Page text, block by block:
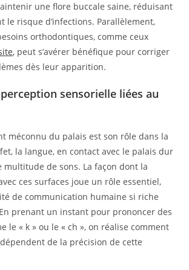
une flore buccale saine, réduisant
le risque d’infections. Parallèlement,
orthodontiques, comme ceux
, peut s’avérer bénéfique pour corriger
dès leur apparition.
sensorielle liées au
méconnu du palais est son rôle dans la
la langue, en contact avec le palais dur
multitude de sons. La façon dont la
ces surfaces joue un rôle essentiel,
de communication humaine si riche
prenant un instant pour prononcer des
le « k » ou le « ch », on réalise comment
de la précision de cette